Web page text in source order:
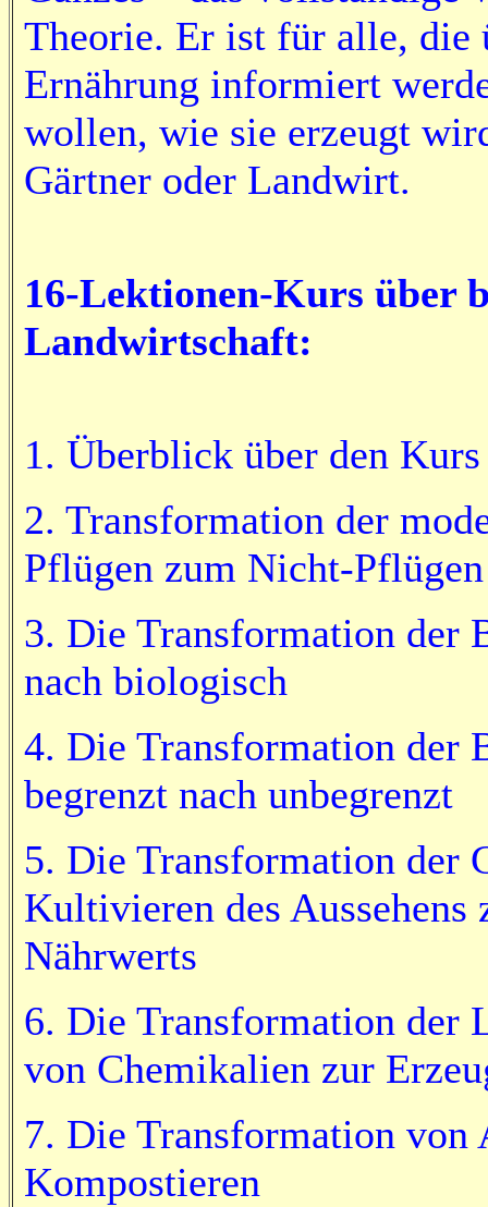
Theorie. Er ist für alle, die
Ernährung informiert
wollen, wie sie erzeugt
Gärtner oder Landwirt.
16-Lektionen-Kurs über
Landwirtschaft:
1. Überblick über den Kurs
2. Transformation der
Pflügen zum Nicht-Pflügen
3. Die Transformation der
nach biologisch
4. Die Transformation der
begrenzt nach unbegrenzt
5. Die Transformation der
Kultivieren des
Nährwerts
6. Die Transformation der
von Chemikalien zur
7. Die Transformation
Kompostieren